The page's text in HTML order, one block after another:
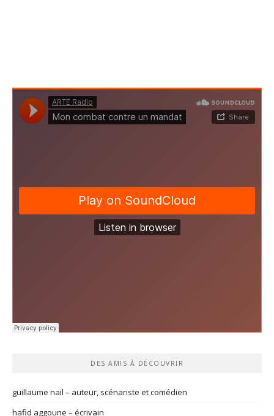
DES AMIS À DÉCOUVRIR
guillaume nail – auteur, scénariste et comédien
hafid aggoune – écrivain